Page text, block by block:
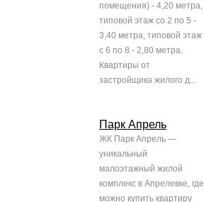
помещения) - 4,20 метра,
типовой этаж со 2 по 5 -
3,40 метра, типовой этаж
с 6 по 8 - 2,80 метра.
Квартиры от
застройщика жилого д...
Парк Апрель
ЖК Парк Апрель —
уникальный
малоэтажный жилой
комплекс в Апрелевке, где
можно купить квартиру